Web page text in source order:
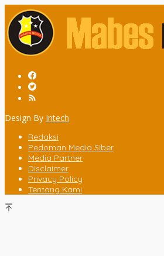
Design By Intech
Redaksi
Pedoman Media Siber
Media Partner
Disclaimer
Privacy Policy
Tentang Kami